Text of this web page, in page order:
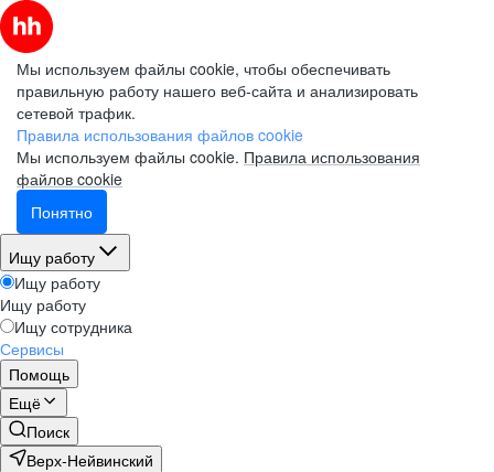
Мы используем файлы cookie, чтобы обеспечивать
правильную работу нашего веб-сайта и анализировать
сетевой трафик.
Правила использования файлов cookie
Мы используем файлы cookie. Правила использования
файлов cookie
Понятно
Ищу работу
Ищу работу
Ищу работу
Ищу сотрудника
Сервисы
Помощь
Ещё
Поиск
Верх-Нейвинский